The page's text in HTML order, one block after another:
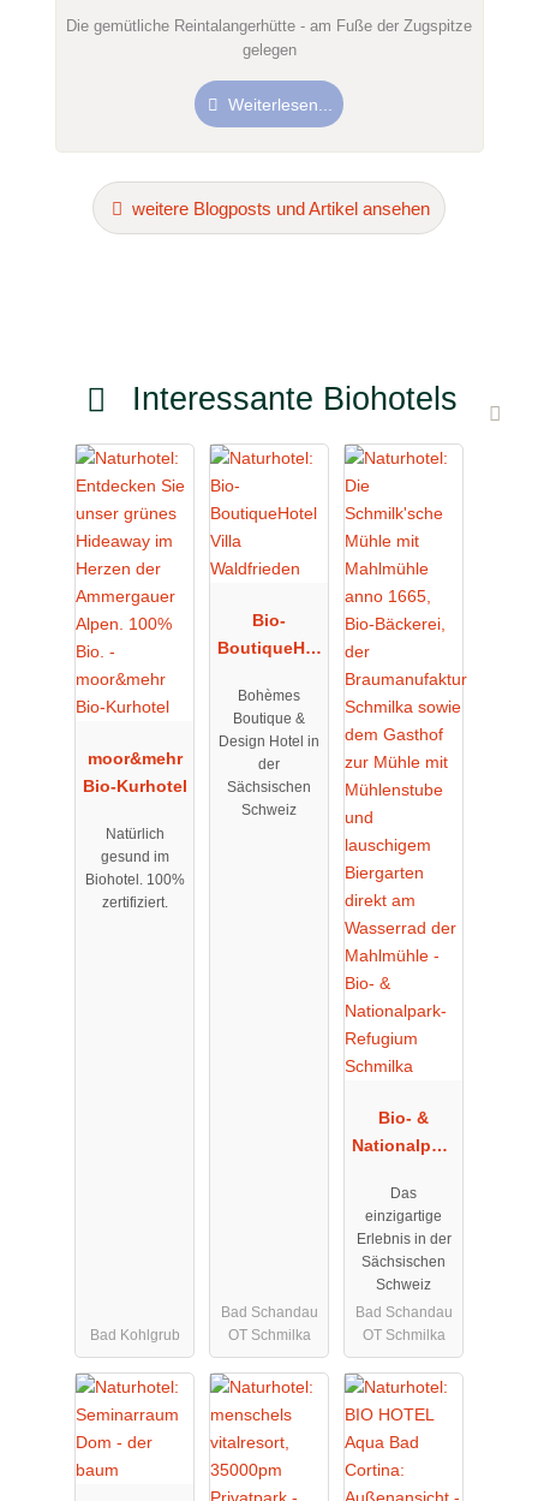
Die gemütliche Reintalangerhütte - am Fuße der Zugspitze
gelegen
Weiterlesen...
weitere Blogposts und Artikel ansehen
Interessante Biohotels
moor&mehr
Bio-Kurhotel
Natürlich
gesund im
Biohotel. 100%
zertifiziert.
Bad Kohlgrub
Bio-
BoutiqueHot
Waldfrieden
Bohèmes
Boutique &
Design Hotel in
der
Sächsischen
Schweiz
Bad Schandau
OT Schmilka
Bio- &
Nationalpark
Schmilka
Das
einzigartige
Erlebnis in der
Sächsischen
Schweiz
Bad Schandau
OT Schmilka